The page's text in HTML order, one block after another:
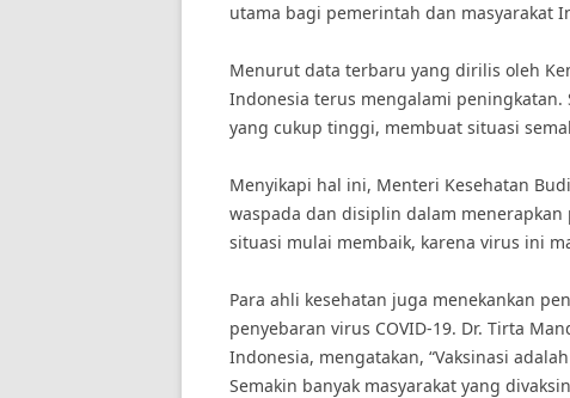
utama bagi pemerintah dan masyarakat
Menurut data terbaru yang dirilis oleh
Indonesia terus mengalami
yang cukup tinggi, membuat situasi
Menyikapi hal ini, Menteri Kesehatan
waspada dan disiplin dalam
situasi mulai membaik, karena virus ini
Para ahli kesehatan juga menekankan
penyebaran virus COVID-19. Dr. Tirta
Indonesia, mengatakan, “Vaksinasi
Semakin banyak masyarakat yang